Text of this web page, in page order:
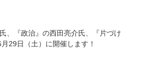
、『政治』の西田亮介氏、『片づけ
29日（土）に開催します！